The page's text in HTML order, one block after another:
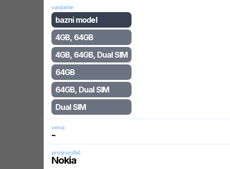
varijante
bazni model
4GB, 64GB
4GB, 64GB, Dual SIM
64GB
64GB, Dual SIM
Dual SIM
cena
-
proizvođač
Nokia